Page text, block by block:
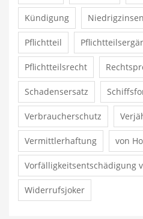
Kündigung Niedrigzinsen
Pflichtteil
Pflichtteilsrecht
Schadensersatz
Verbraucherschutz
Vermittlerhaftung von
Vorfälligkeitsentschädigung
Widerrufsjoker